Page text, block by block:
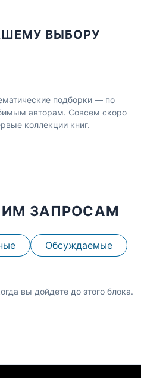
ВЫБОРУ
подборки — по
авторам. Совсем скоро
коллекции книг.
ЗАПРОСАМ
Обсуждаемые
вы дойдете до этого блока.